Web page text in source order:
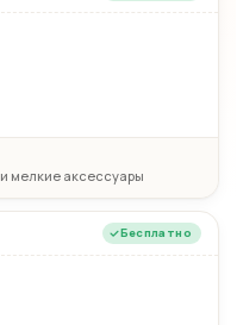
и мелкие аксессуары
Бесплатно